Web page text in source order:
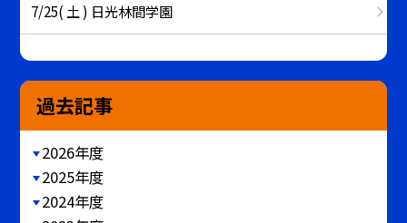
7/25( 土 ) 日光林間学園
過去記事
2026年度
2025年度
2024年度